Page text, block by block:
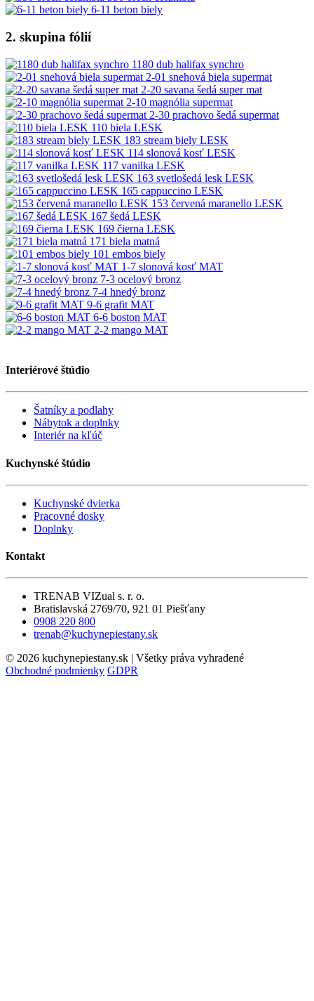
6-11 beton biely
2. skupina fólií
1180 dub halifax synchro
2-01 snehová biela supermat
2-20 savana šedá super mat
2-10 magnólia supermat
2-30 prachovo šedá supermat
110 biela LESK
183 stream biely LESK
114 slonová kosť LESK
117 vanilka LESK
163 svetlošedá lesk LESK
165 cappuccino LESK
153 červená maranello LESK
167 šedá LESK
169 čierna LESK
171 biela matná
101 embos biely
1-7 slonová kosť MAT
7-3 ocelový bronz
7-4 hnedý bronz
9-6 grafit MAT
6-6 boston MAT
2-2 mango MAT
Interiérové štúdio
Šatníky a podlahy
Nábytok a doplnky
Interiér na kľúč
Kuchynské štúdio
Kuchynské dvierka
Pracovné dosky
Doplnky
Kontakt
TRENAB VIZual s. r. o.
Bratislavská 2769/70, 921 01 Piešťany
0908 220 800
trenab@kuchynepiestany.sk
© 2026 kuchynepiestany.sk | Všetky práva vyhradené
Obchodné podmienky GDPR